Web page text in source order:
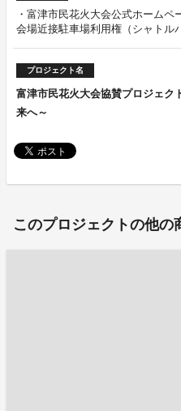
・富津市民花火大会公式ホーム
会場近接駐車場利用権（シャトル
プロジェクト名
富津市民花火大会協賛プロジェク
来へ～
このプロジェクトの他の